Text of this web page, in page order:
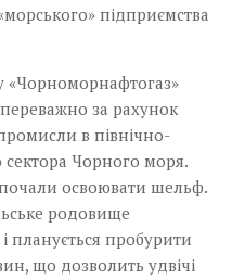
підприємства
«Чорноморнафтогаз»
за рахунок
промисли в північно-
сектора Чорного моря.
освоювати шельф.
родовище
планується пробурити
що дозволить удвічі